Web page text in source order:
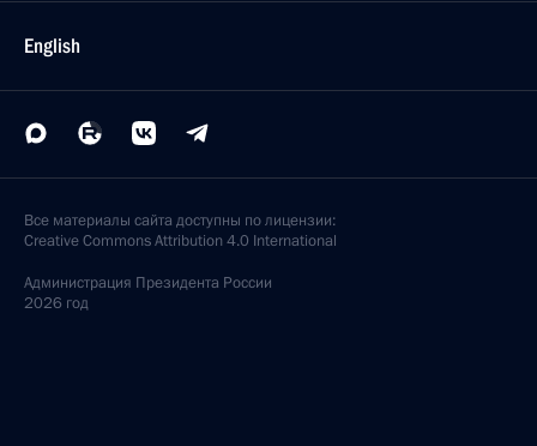
English
Все материалы сайта доступны по лицензии:
Creative Commons Attribution 4.0 International
Администрация Президента России
2026 год